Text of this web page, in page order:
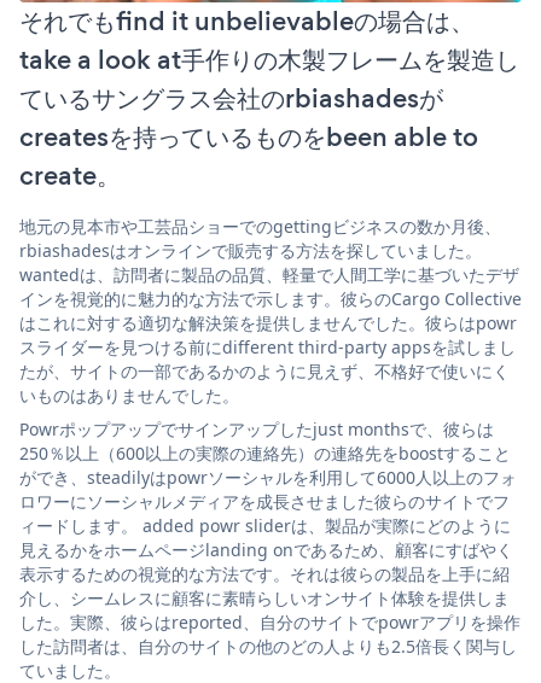
それでもfind it unbelievableの場合は、
take a look at手作りの木製フレームを製造し
ているサングラス会社のrbiashadesが
createsを持っているものをbeen able to
create。
地元の見本市や工芸品ショーでのgettingビジネスの数か月後、
rbiashadesはオンラインで販売する方法を探していました。
wantedは、訪問者に製品の品質、軽量で人間工学に基づいたデザ
インを視覚的に魅力的な方法で示します。彼らのCargo Collective
はこれに対する適切な解決策を提供しませんでした。彼らはpowr
スライダーを見つける前にdifferent third-party appsを試しまし
たが、サイトの一部であるかのように見えず、不格好で使いにく
いものはありませんでした。
Powrポップアップでサインアップしたjust monthsで、彼らは
250％以上（600以上の実際の連絡先）の連絡先をboostすること
ができ、steadilyはpowrソーシャルを利用して6000人以上のフォ
ロワーにソーシャルメディアを成長させました彼らのサイトでフ
ィードします。 added powr sliderは、製品が実際にどのように
見えるかをホームページlanding onであるため、顧客にすばやく
表示するための視覚的な方法です。それは彼らの製品を上手に紹
介し、シームレスに顧客に素晴らしいオンサイト体験を提供しま
した。実際、彼らはreported、自分のサイトでpowrアプリを操作
した訪問者は、自分のサイトの他のどの人よりも2.5倍長く関与し
ていました。